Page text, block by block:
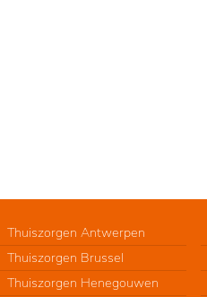
Thuiszorgen Antwerpen
Thuiszorgen Brussel
Thuiszorgen Henegouwen